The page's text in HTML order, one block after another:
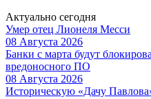
Актуально сегодня
Умер отец Лионеля Месси
08 Августа 2026
Банки с марта будут
вредоносного ПО
08 Августа 2026
Историческую «Дачу